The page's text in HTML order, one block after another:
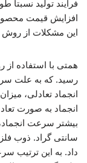
فرآیند تولید
افزایش قیمت
این مشکلات از روش
همتی با استفاده از
رسید. که به علت
انجماد تعادلی،
انجماد به صورت
سانتی گراد. ذوب